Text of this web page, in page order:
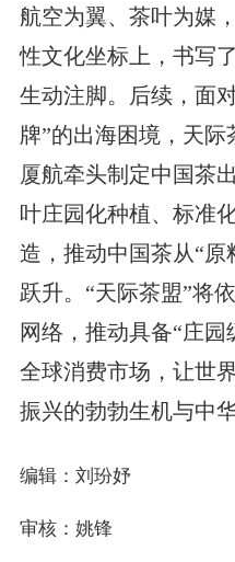
航空为翼、茶叶为媒
性文化坐标上，书写
生动注脚。后续，面
牌”的出海困境，天
厦航牵头制定中国茶
叶庄园化种植、标准
造，推动中国茶从“原
跃升。“天际茶盟”将
网络，推动具备“庄
全球消费市场，让世
振兴的勃勃生机与中
编辑：刘玢妤
审核：姚锋